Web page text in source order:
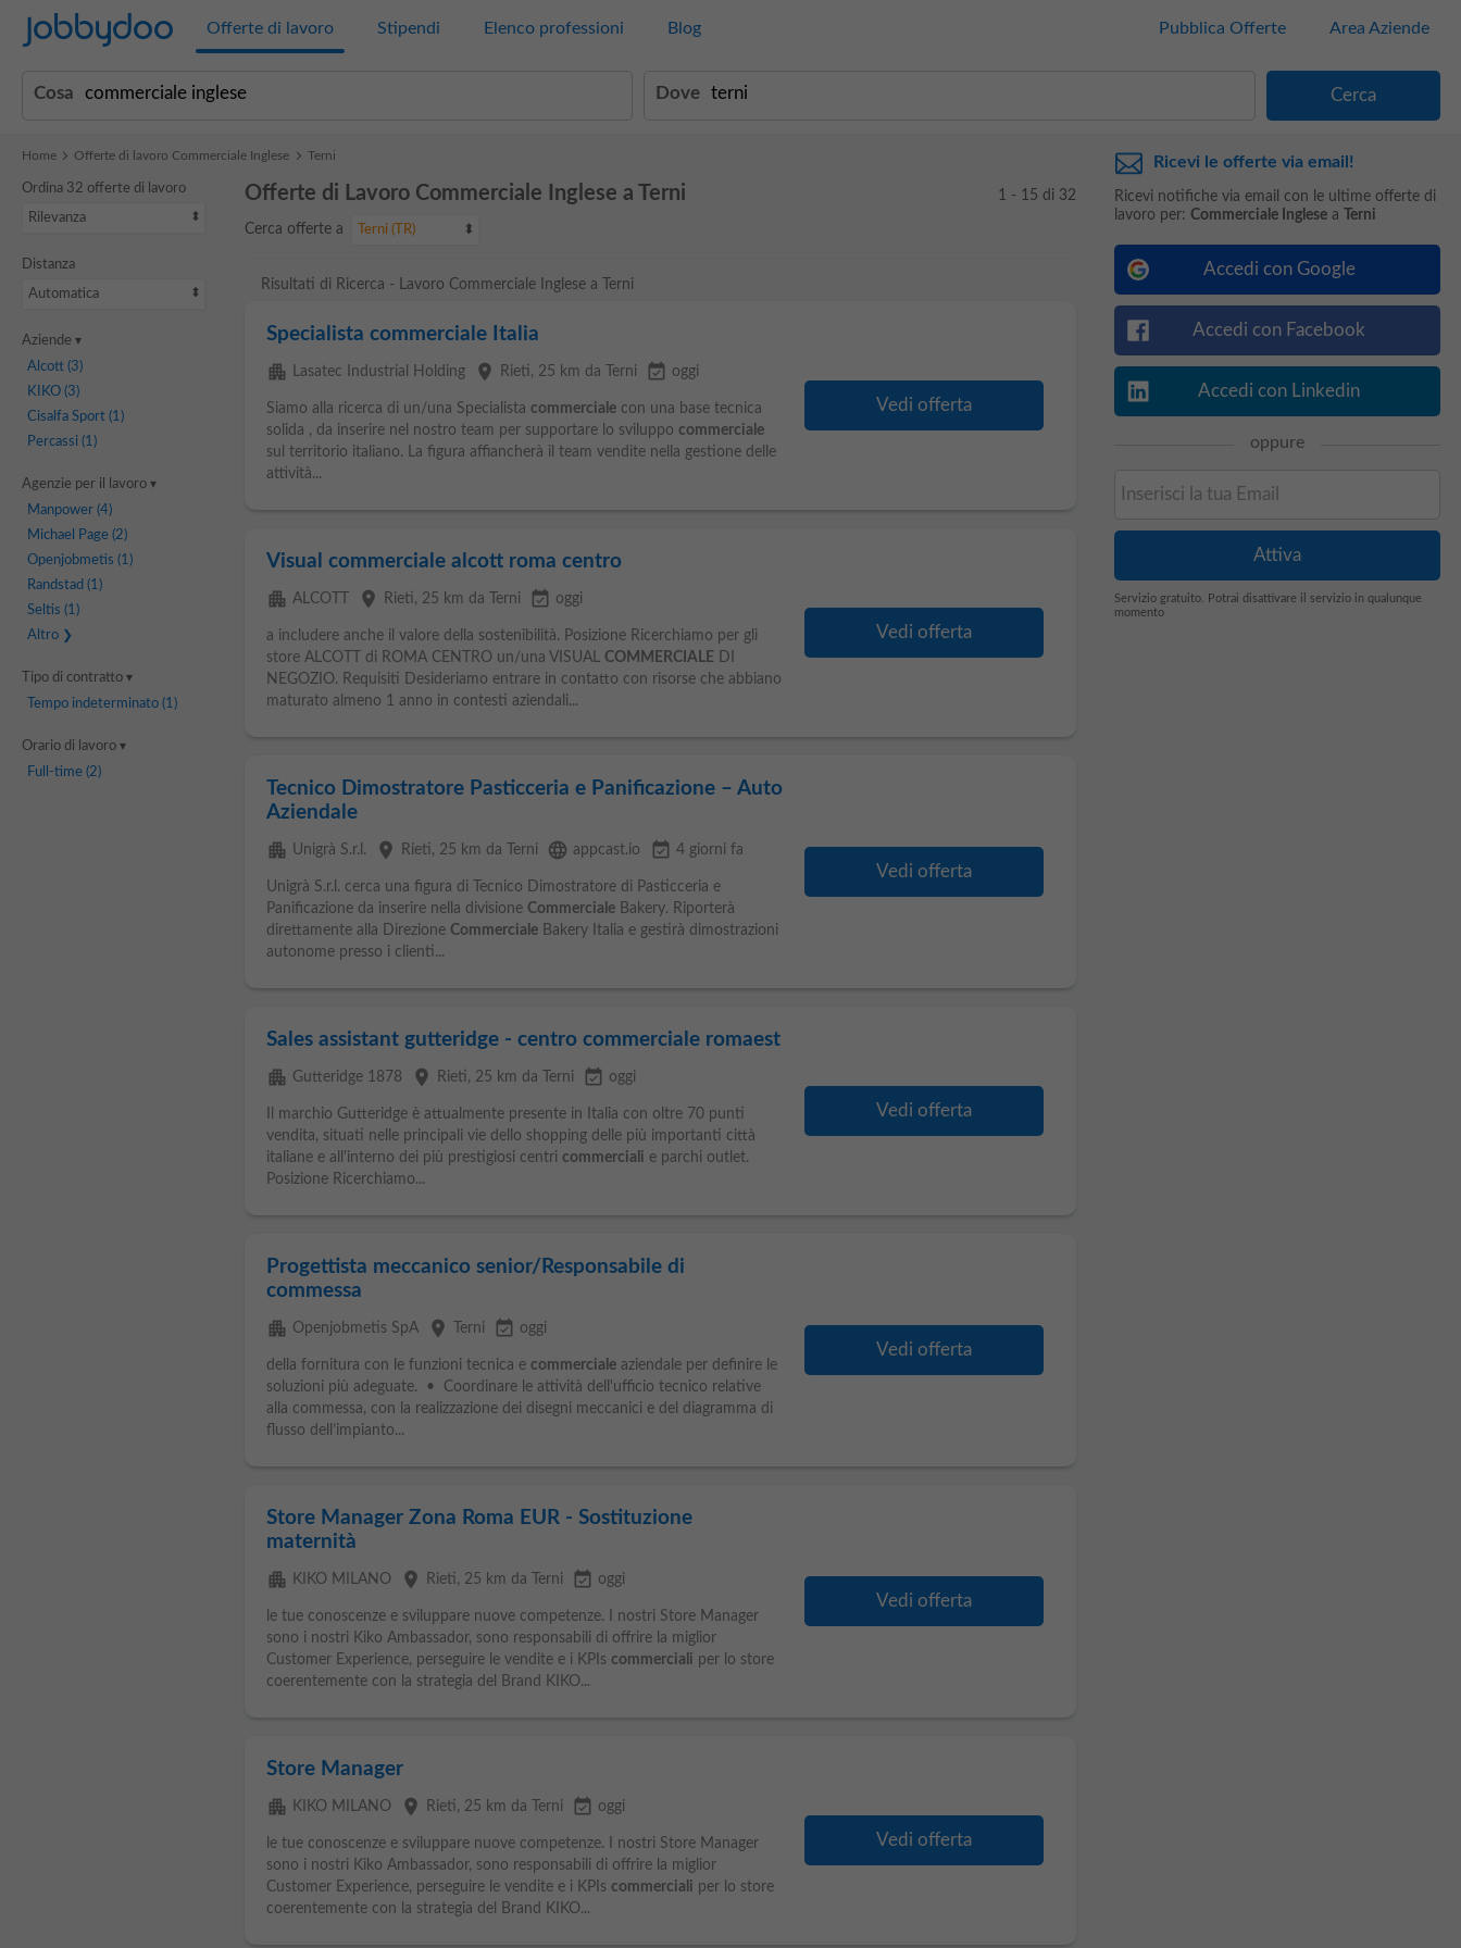
Jobbydoo Offerte di lavoro Stipendi Elenco professioni Blog Pubblica Offerte Area Aziende
Cosa Dove
Home Offerte di lavoro Commerciale Inglese Terni
Ordina 32 offerte di lavoro
Rilevanza
Distanza
Automatica
Aziende
Alcott(3)
KIKO(3)
Cisalfa Sport(1)
Percassi (1)
Agenzie per il lavoro
Manpower(4)
Michael Page(2)
Openjobmetis (1)
Randstad (1)
Seltis (1)
Altro
Tipo di contratto
Tempo indeterminato(1)
Orario di lavoro
Full-time(2)
Offerte di Lavoro Commerciale Inglese a Terni
Cerca offerte a Terni (TR)
1 - 15 di 32
Risultati di Ricerca - Lavoro Commerciale Inglese a Terni
Specialista commerciale Italia
apartment Lasatec Industrial Holding place Rieti, 25 km da Terni event_available oggi
Siamo alla ricerca di un/una Specialista commercialecon una base tecnica
solida , da inserire nel nostro team per supportare lo sviluppo commerciale
sul territorio italiano. La figura affiancherà il team vendite nella gestione delle
attività...
Vedi offerta
Visual commerciale alcott roma centro
apartment ALCOTT place Rieti, 25 km da Terni event_available oggi
a includere anche il valore della sostenibilità. Posizione Ricerchiamo per gli
store ALCOTT di ROMA CENTRO un/una VISUAL COMMERCIALEDI
NEGOZIO. Requisiti Desideriamo entrare in contatto con risorse che abbiano
maturato almeno 1 anno in contesti aziendali...
Vedi offerta
Tecnico Dimostratore Pasticceria e Panificazione – Auto
Aziendale
apartment Unigrà S.r.l. place Rieti, 25 km da Terni language appcast.io event_available 4 giorni fa
Unigrà S.r.l. cerca una figura di Tecnico Dimostratore di Pasticceria e
Panificazione da inserire nella divisione CommercialeBakery. Riporterà
direttamente alla Direzione CommercialeBakery Italia e gestirà dimostrazioni
autonome presso i clienti...
Vedi offerta
Sales assistant gutteridge - centro commerciale romaest
apartment Gutteridge 1878 place Rieti, 25 km da Terni event_available oggi
Il marchio Gutteridge è attualmente presente in Italia con oltre 70 punti
vendita, situati nelle principali vie dello shopping delle più importanti città
italiane e all'interno dei più prestigiosi centri commerciali e parchi outlet.
Posizione Ricerchiamo...
Vedi offerta
Progettista meccanico senior/Responsabile di
commessa
apartment Openjobmetis SpA place Terni event_available oggi
della fornitura con le funzioni tecnica e commercialeaziendale per definire le
soluzioni più adeguate. • Coordinare le attività dell'ufficio tecnico relative
alla commessa, con la realizzazione dei disegni meccanici e del diagramma di
flusso dell’impianto...
Vedi offerta
Store Manager Zona Roma EUR - Sostituzione
maternità
apartment KIKO MILANO place Rieti, 25 km da Terni event_available oggi
le tue conoscenze e sviluppare nuove competenze. I nostri Store Manager
sono i nostri Kiko Ambassador, sono responsabili di offrire la miglior
Customer Experience, perseguire le vendite e i KPIs commerciali per lo store
coerentemente con la strategia del Brand KIKO...
Vedi offerta
Store Manager
apartment KIKO MILANO place Rieti, 25 km da Terni event_available oggi
le tue conoscenze e sviluppare nuove competenze. I nostri Store Manager
sono i nostri Kiko Ambassador, sono responsabili di offrire la miglior
Customer Experience, perseguire le vendite e i KPIs commerciali per lo store
coerentemente con la strategia del Brand KIKO...
Vedi offerta
Ricevi le offerte via email!
Ricevi notifiche via email con le ultime offerte di
lavoro per: Commerciale Inglesea Terni
Accedi con Google
Accedi con Facebook
Accedi con Linkedin
oppure
Servizio gratuito. Potrai disattivare il servizio in qualunque
momento